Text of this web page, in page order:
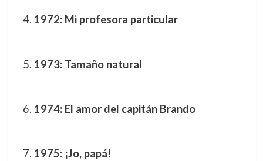
1972: Mi profesora particular
1973: Tamaño natural
1974: El amor del capitán Brando
1975: ¡Jo, papá!